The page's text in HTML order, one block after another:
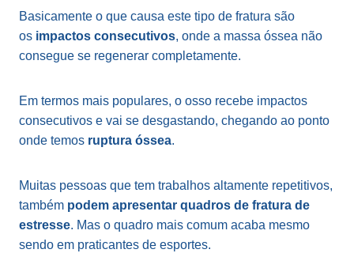
Basicamente o que causa este tipo de fratura são
os impactos consecutivos, onde a massa óssea não
consegue se regenerar completamente.
Em termos mais populares, o osso recebe impactos
consecutivos e vai se desgastando, chegando ao ponto
onde temos ruptura óssea.
Muitas pessoas que tem trabalhos altamente repetitivos,
também podem apresentar quadros de fratura de
estresse. Mas o quadro mais comum acaba mesmo
sendo em praticantes de esportes.